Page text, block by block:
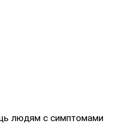
людям с симптомами